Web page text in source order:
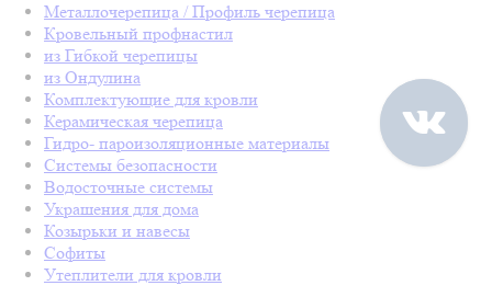
Металлочерепица / Профиль черепица
Кровельный профнастил
из Гибкой черепицы
из Ондулина
Комплектующие для кровли
Керамическая черепица
Гидро- пароизоляционные материалы
Системы безопасности
Водосточные системы
Украшения для дома
Козырьки и навесы
Софиты
Утеплители для кровли